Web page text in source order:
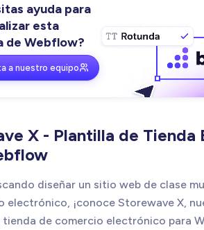
ayuda para
esta
de Webflow?
a nuestro equipo
X - Plantilla de Tienda
diseñar un sitio web de clase
electrónico, ¡conoce Storewave X,
tienda de comercio electrónico para